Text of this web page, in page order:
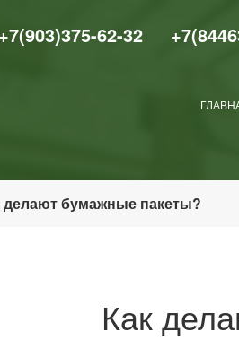
+7(903)375-62-32
делают бумажные пакеты?
Как